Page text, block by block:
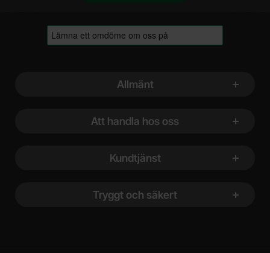
Allmänt
Att handla hos oss
Kundtjänst
Tryggt och säkert